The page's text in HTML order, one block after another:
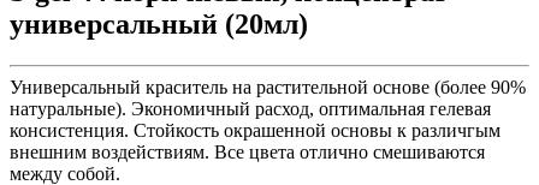
универсальный (20мл)
Универсальный краситель на растительной основе (более 90%
натуральные). Экономичный расход, оптимальная гелевая
консистенция. Стойкость окрашенной основы к различгым
внешним воздействиям. Все цвета отлично смешиваются
между собой.